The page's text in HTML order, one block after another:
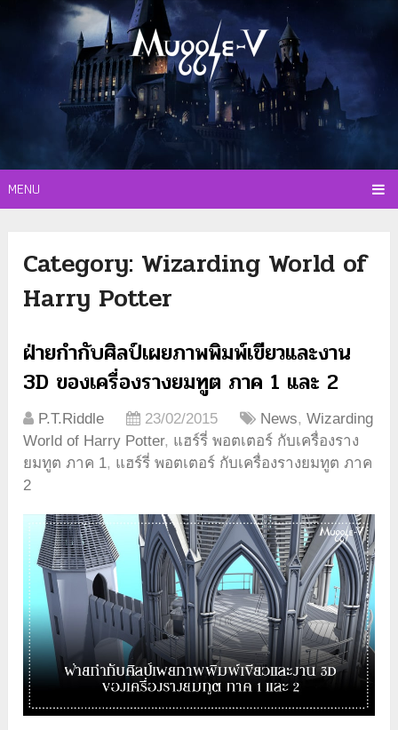
MENU
Category: Wizarding World of
Harry Potter
ฝ่ายกำกับศิลป์เผยภาพพิมพ์เขียวและงาน
3D ของเครื่องรางยมทูต ภาค 1 และ 2
P.T.Riddle 23/02/2015 News,Wizarding
World of Harry Potter, แฮร์รี่ พอตเตอร์ กับเครื่องราง
ยมทูต ภาค 1, แฮร์รี่ พอตเตอร์ กับเครื่องรางยมทูต ภาค
2